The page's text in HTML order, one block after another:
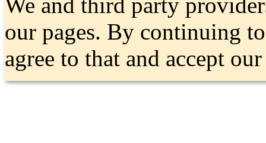
our pages. By continuing
agree to that and accept